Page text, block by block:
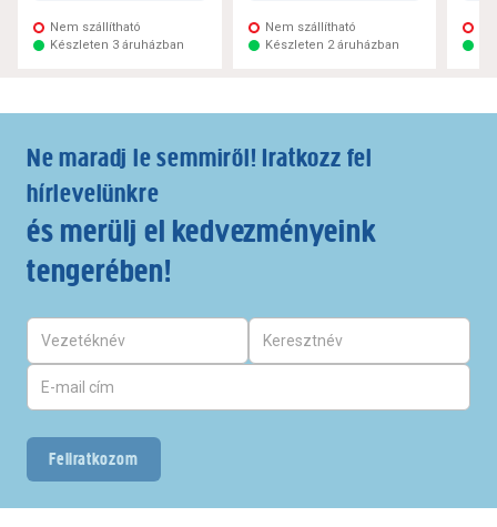
Nem szállítható
Készleten 3 áruházban
Nem szállítható
Készleten 2 áruházban
Ne maradj le semmiről! Iratkozz fel
hírlevelünkre
és merülj el kedvezményeink
tengerében!
Feliratkozom